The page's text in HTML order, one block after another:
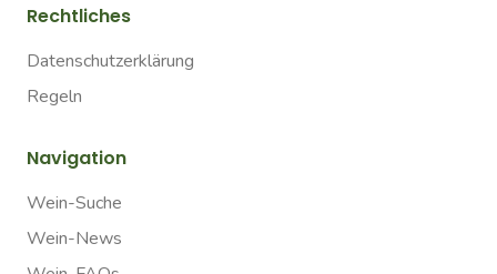
Rechtliches
Datenschutzerklärung
Regeln
Navigation
Wein-Suche
Wein-News